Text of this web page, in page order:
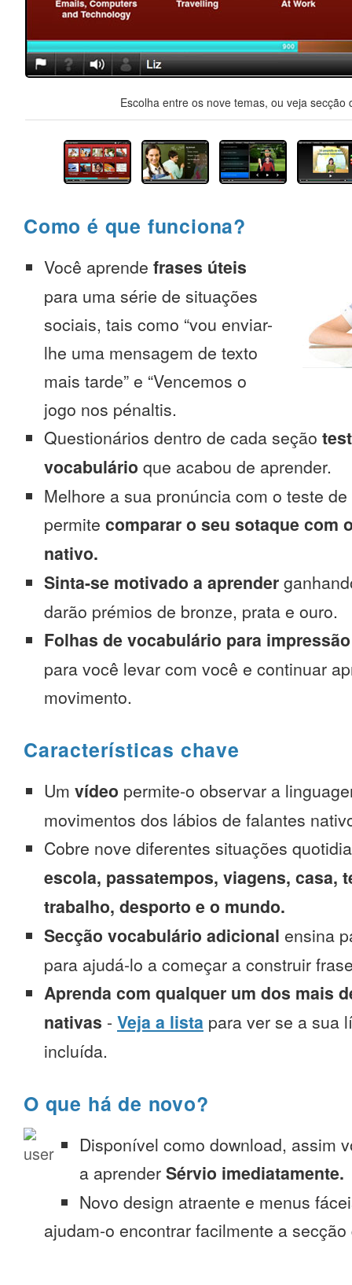
Escolha entre os nove temas, ou veja secção
Como é que funciona?
Você aprende frases úteis
para uma série de situações
sociais, tais como “vou enviar-
lhe uma mensagem de texto
mais tarde” e “Vencemos o
jogo nos pénaltis.
Questionários dentro de cada seção
vocabulário que acabou de aprender.
Melhore a sua pronúncia com o teste
permite comparar o seu sotaque com
nativo.
Sinta-se motivado a aprender
darão prémios de bronze, prata e ouro.
Folhas de vocabulário para impressão
para você levar com você e continuar
movimento.
Características chave
Um vídeo permite-o observar a
movimentos dos lábios de falantes
Cobre nove diferentes situações
escola, passatempos, viagens, casa,
trabalho, desporto e o mundo.
Secção vocabulário adicional ensina
para ajudá-lo a começar a construir
Aprenda com qualquer um dos mais
nativas - Veja a lista para ver se a sua
incluída.
O que há de novo?
Disponível como download, assim
a aprender Sérvio imediatamente.
Novo design atraente e menus
ajudam-o encontrar facilmente a